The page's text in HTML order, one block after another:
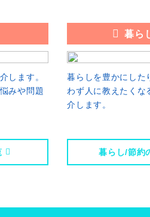
します。
みや問題
暮ら
暮らしを豊かにした
わず人に教えたくな
介します。
暮らし/節約